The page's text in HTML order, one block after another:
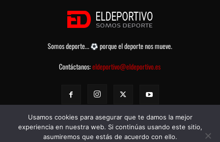
Somos deporte...
porque el deporte nos mueve.
Contáctanos:eldeportivo@eldeportivo.es
Usamos cookies para asegurar que te damos la mejor
experiencia en nuestra web. Si continúas usando este sitio,
asumiremos que estás de acuerdo con ello.